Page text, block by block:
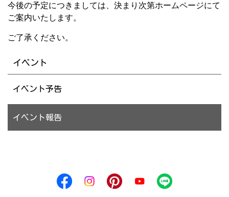
今後の予定につきましては、決まり次第ホームページにて
ご案内いたします。
ご了承ください。
イベント
イベント予告
イベント報告